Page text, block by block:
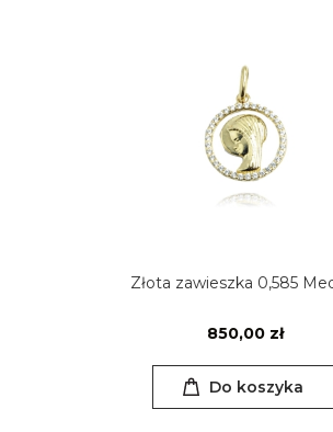
Złota zawieszka 0,585
850,00 zł
Do koszyka